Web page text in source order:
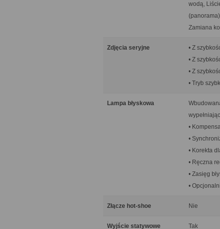
wodą,
Zamiana
Zdjęcia seryjne
• Z
• Z
• Z
• Tryb
Lampa błyskowa
•
•
• Korekta
• Ręczna
• Zasięg
•
Złącze hot-shoe Nie
Wyjście statywowe Tak